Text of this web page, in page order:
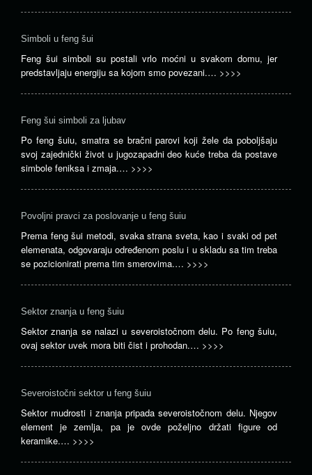
Simboli u feng šui
Feng šui simboli su postali vrlo moćni u svakom domu, jer
predstavljaju energiju sa kojom smo povezani.… >>>>
Feng šui simboli za ljubav
Po feng šuiu, smatra se bračni parovi koji žele da poboljšaju
svoj zajednički život u jugozapadni deo kuće treba da postave
simbole feniksa i zmaja.… >>>>
Povoljni pravci za poslovanje u feng šuiu
Prema feng šui metodi, svaka strana sveta, kao i svaki od pet
elemenata, odgovaraju određenom poslu i u skladu sa tim treba
se pozicionirati prema tim smerovima.… >>>>
Sektor znanja u feng šuiu
Sektor znanja se nalazi u severoistočnom delu. Po feng šuiu,
ovaj sektor uvek mora biti čist i prohodan.… >>>>
Severoistočni sektor u feng šuiu
Sektor mudrosti i znanja pripada severoistočnom delu. Njegov
element je zemlja, pa je ovde poželjno držati figure od
keramike.… >>>>